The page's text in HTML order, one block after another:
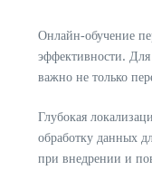
Онлайн‑обучение
эффективности.
важно не только
Глубокая
обработку данных
при внедрении и